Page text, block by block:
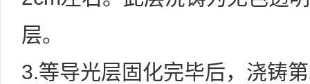
层。
3.等导光层固化完毕后，浇铸